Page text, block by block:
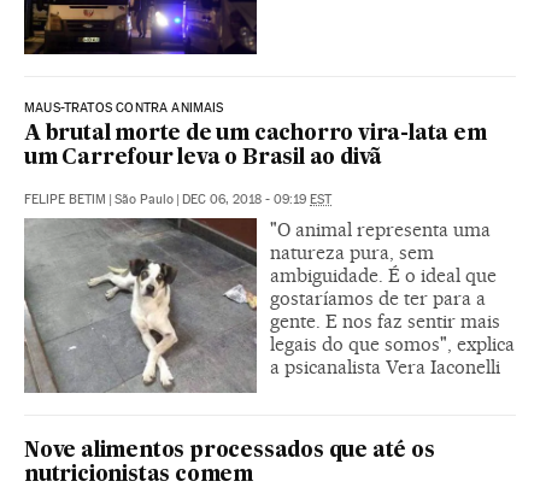
MAUS-TRATOS CONTRA ANIMAIS
A brutal morte de um cachorro vira-lata em
um Carrefour leva o Brasil ao divã
FELIPE BETIM | São Paulo | DEC 06, 2018 - 09:19 EST
"O animal representa uma
natureza pura, sem
ambiguidade. É o ideal que
gostaríamos de ter para a
gente. E nos faz sentir mais
legais do que somos", explica
a psicanalista Vera Iaconelli
Nove alimentos processados que até os
nutricionistas comem